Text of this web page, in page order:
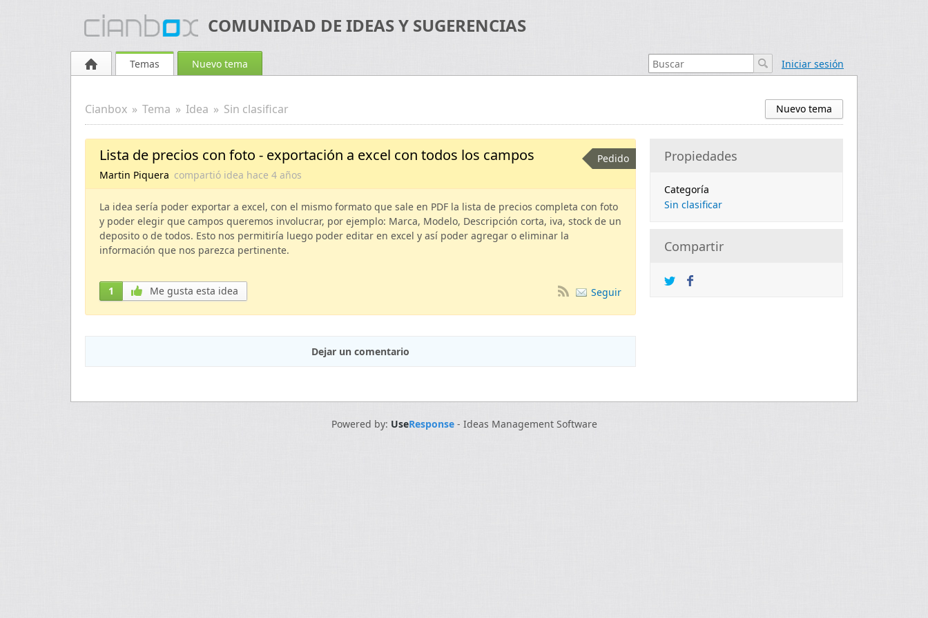
COMUNIDAD DE IDEAS Y SUGERENCIAS
Temas Nuevo tema Iniciar sesión
Nuevo tema
Cianbox Tema Idea Sin clasificar
Propiedades
Categoría
Sin clasificar
Compartir
Lista de precios con foto - exportación a excel con todos los campos
Martin Piquera compartió idea hace 4 años
Pedido
La idea sería poder exportar a excel, con el mismo formato que sale en PDF la lista de precios completa con foto
y poder elegir que campos queremos involucrar, por ejemplo: Marca, Modelo, Descripción corta, iva, stock de un
deposito o de todos. Esto nos permitiría luego poder editar en excel y así poder agregar o eliminar la
información que nos parezca pertinente.
1 Me gusta esta idea Seguir
Dejar un comentario
Powered by: UseResponse- Ideas Management Software